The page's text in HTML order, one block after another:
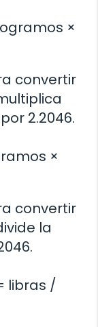
×
convertir
2.2046.
×
convertir
la
libras /